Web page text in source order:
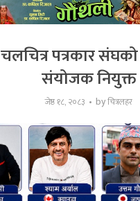
चलचित्र पत्रकार
संयोजक नियुक्त
जेष्ठ १८, २०८३ byचित्रलहर